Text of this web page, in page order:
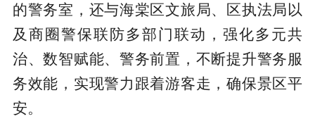
的警务室，还与海棠区文旅局、区执法局以
及商圈警保联防多部门联动，强化多元共
治、数智赋能、警务前置，不断提升警务服
务效能，实现警力跟着游客走，确保景区平
安。